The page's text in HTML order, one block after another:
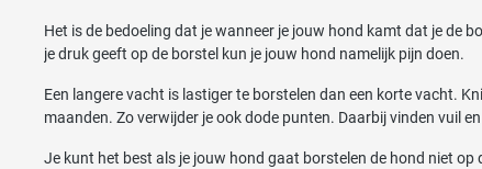
Het is de bedoeling dat je wanneer je jouw hond kamt dat je de
je druk geeft op de borstel kun je jouw hond namelijk pijn doen.
Een langere vacht is lastiger te borstelen dan een korte vacht.
maanden. Zo verwijder je ook dode punten. Daarbij vinden vuil
Je kunt het best als je jouw hond gaat borstelen de hond niet